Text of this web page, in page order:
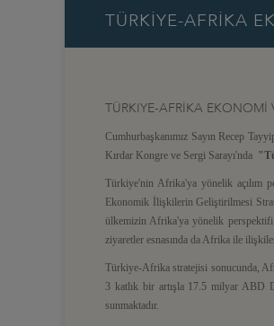
TÜRKİYE-AFRİKA
TÜRKIYE-AFRİKA EKONOMİ
Cumhurbaşkanımız Sayın Recep
Kırdar Kongre ve Sergi Sarayı'nda
Türkiye'nin Afrika'ya yönelik açılım
Ekonomik İlişkilerin Geliştirilmesi
ülkemizin Afrika'ya yönelik perspektifi
ziyaretler esnasında da Afrika ile
Türkiye-Afrika stratejisi sonucunda,
3 katlık bir artışla 17.5 milyar ABD
sunmaktadır.